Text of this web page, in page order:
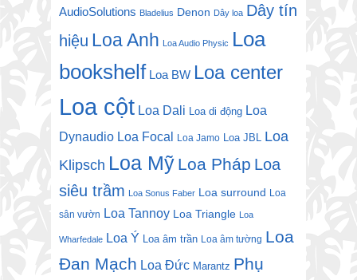
AudioSolutions Bladelius Denon Dây loa Dây tín
hiệu Loa Anh Loa Audio Physic Loa
bookshelf Loa BW Loa center
Loa cột Loa Dali Loa di động Loa
Dynaudio Loa Focal Loa Jamo Loa JBL
Loa
Klipsch Loa Mỹ Loa Pháp Loa
siêu trầm Loa Sonus Faber Loa surround Loa
sân vườn Loa Tannoy Loa Triangle Loa
Wharfedale Loa Ý Loa âm trần Loa âm tường Loa
Đan Mạch Loa Đức Marantz Phụ